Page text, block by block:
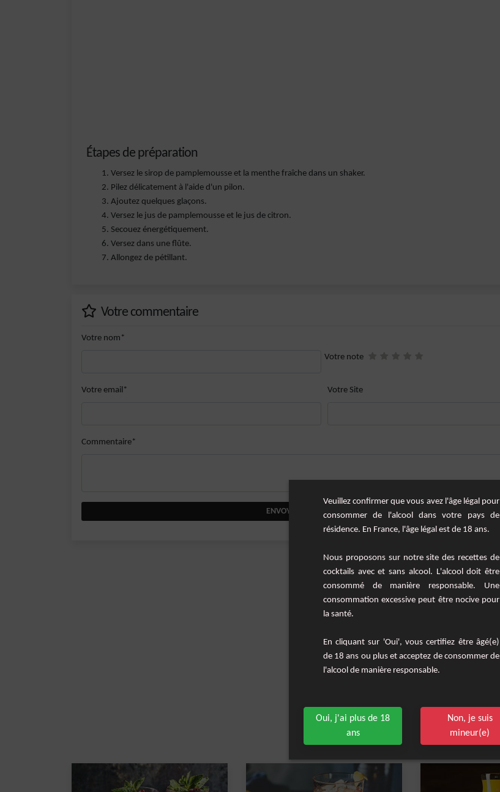
Étapes de préparation
Versez le sirop de pamplemousse et la menthe fraîche dans un shaker.
Pilez délicatement à l'aide d'un pilon.
Ajoutez quelques glaçons.
Versez le jus de pamplemousse et le jus de citron.
Secouez énergétiquement.
Versez dans une flûte.
Allongez de pétillant.
Votre commentaire
Votre nom*
Votre note
Votre email* Votre Site
Commentaire*
ENVOYER VOTRE COMMENTAIRE
Les cocktails similaires
Veuillez confirmer que vous avez l'âge légal pour
consommer de l'alcool dans votre pays de
résidence. En France, l'âge légal est de 18 ans.
Nous proposons sur notre site des recettes de
cocktails avec et sans alcool. L'alcool doit être
consommé de manière responsable. Une
consommation excessive peut être nocive pour
la santé.
En cliquant sur 'Oui', vous certifiez être âgé(e)
de 18 ans ou plus et acceptez de consommer de
l'alcool de manière responsable.
Oui, j'ai plus de 18
ans
Non, je suis
mineur(e)